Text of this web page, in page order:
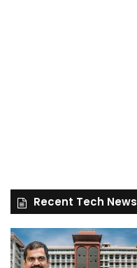
Recent Tech News